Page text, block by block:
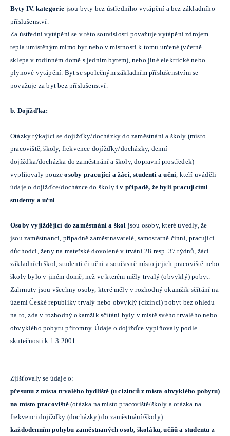
Byty IV. kategorie jsou byty bez ústředního vytápění a bez základního
příslušenství.
Za ústřední vytápění se v této souvislosti považuje vytápění zdrojem
tepla umístěným mimo byt nebo v místnosti k tomu určené (včetně
sklepa v rodinném domě s jedním bytem), nebo jiné elektrické nebo
plynové vytápění. Byt se společným základním příslušenstvím se
považuje za byt bez příslušenství.
b. Dojížďka:
Otázky týkající se dojížďky/docházky do zaměstnání a školy (místo
pracoviště, školy, frekvence dojížďky/docházky, denní
dojížďka/docházka do zaměstnání a školy, dopravní prostředek)
vyplňovaly pouzeosoby pracující a žáci, studenti a učni , kteří uváděli
údaje o dojížďce/docházce do školy i v případě, že byli pracujícími
studenty a učni
Osoby vyjíždějící do zaměstnání a škol jsou osoby, které uvedly, že
jsou zaměstnanci, případně zaměstnavatelé, samostatně činní, pracující
důchodci, ženy na mateřské dovolené v trvání 28 resp. 37 týdnů, žáci
základních škol, studenti či učni a současně místo jejich pracoviště nebo
školy bylo v jiném domě, než ve kterém měly trvalý (obvyklý) pobyt.
Zahrnuty jsou všechny osoby, které měly v rozhodný okamžik sčítání na
území České republiky trvalý nebo obvyklý (cizinci) pobyt bez ohledu
na to, zda v rozhodný okamžik sčítání byly v místě svého trvalého nebo
obvyklého pobytu přítomny. Údaje o dojížďce vyplňovaly podle
skutečnosti k 1.3.2001.
Zjišťovaly se údaje o:
přesunu z místa trvalého bydliště (u cizinců z místa obvyklého pobytu)
na místo pracoviště(otázka na místo pracoviště/školy a otázka na
frekvenci dojížďky (docházky) do zaměstnání/školy)
každodenním pohybu zaměstnaných osob, školáků, učňů a studentů z